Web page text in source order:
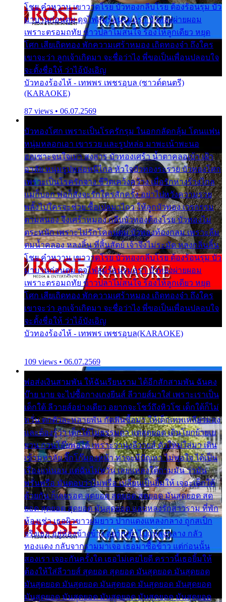
โชย คำหวาน เขาวาดโรย บัวทองกลีบโรย ต้องร้อนรุม บัว
มาบานก่อนตูม ดุจไฟสุมร้อนรุมอุรา บัวทองผ่ายผอม
เพราะตรอมฤทัย ข้าวปลาไม่สนใจ ร้องไห้ลูกเดียว หยุด
โศก เสียเถิดทอง พักความเศร้าหมอง เถิดทองจ๋า ถึงใคร
เขาจะว่า ลูกเจ้าเกิดมา จะชื่อว่าไง พี่ขอเป็นเพื่อนปลอบใจ
จะตั้งชื่อให้ ว่าไอ้บังเอิญ
บัวทองร้องไห้ - เทพพร เพชรอุบล (ซาวด์ดนตรี)
(KARAOKE)
87 views • 06.07.2569
บัวทองโศก เพราะเป็นโรครักรุม ในอกกลัดกลุ้ม โดนแฟน
หนุ่มหลอกเอา เขารวย และรูปหล่อ มาพะเน้าพะนอ
ออเซาะจนใจเบา สงสาร บัวทองเศร้า น้ำตาคลอเบ้า เฝ้า
อาลัย หนุ่มรูปหล่อหนีไกล หัวใจบัวทองระรวย บัวทองโศก
เพราะเป็นโรครักจาง ชีวิตเคว้งคว้าง เมื่อรักห่างร้างไกล
แม่ก็บอก พ่อก็สั่งจะรักใครสักครั้ง อย่าไปหวังความรวย
พลั้งไปใครจะช่วย ซื้อเปลมาไกว ให้ลูกบัวทอง เวรกรรม
ตามสนอง จึงเศร้าหมอง กลีบบัวทองต้องโรย บัวทองไม่
ตระหนัก เพราะไม่รักโคลนตม บัวทองท้องกลม เพราะลืม
ตมน้ำคลอง หลงลิ้น ที่สิ้นสัตย์ เจ้าจึงไม่ระมัด หลงกลิ่นลิ้น
โชย คำหวาน เขาวาดโรย บัวทองกลีบโรย ต้องร้อนรุม บัว
มาบานก่อนตูม ดุจไฟสุมร้อนรุมอุรา บัวทองผ่ายผอม
เพราะตรอมฤทัย ข้าวปลาไม่สนใจ ร้องไห้ลูกเดียว หยุด
โศก เสียเถิดทอง พักความเศร้าหมอง เถิดทองจ๋า ถึงใคร
เขาจะว่า ลูกเจ้าเกิดมา จะชื่อว่าไง พี่ขอเป็นเพื่อนปลอบใจ
จะตั้งชื่อให้ ว่าไอ้บังเอิญ
บัวทองร้องไห้ - เทพพร เพชรอุบล(KARAOKE)
109 views • 06.07.2569
พ่อส่งเงินสามพัน ให้ฉันเรียนราม ได้อีกสักสามพัน ฉันคง
บ๊าย บาย จะไปซื้อกางเกงยีนส์ ลีวายส์มาใส่ เพราะเราเป็น
เด็กใต้ ลีวายส์อย่างเดียว อยากจะโชว์ถึงหิวโซ เด็กใต้ก็ไม่
หวั่น ตกตัวละหลายพัน กัดฟันซื้อมา ให้เด็กเทพเหลียวมอง
และต้องรู้ว่า เด็กใต้ไม่ธรรมดา แต่สุดยอด เดินโยกย้ายเย
ยวน กวนโอ๊ยพอได้ เพราะว่านุ่งลีวายส์ ตัวใหม่ใส่มา เดิน
เข้ามหาลัย จิ๊กโก๊มองหน้า ท่าจะมีปัญหา ไม่พอใจ ได้เป็น
เรื่องแน่นอน แต่ฉันไม่หวั่น เลยแหลงใต้ถามมัน ว่ามัน
พรั่นพรือ มันตอบว่าไม่พรื่อ เปลี่ยนเป็นยิ้มให้ เจอะเด็กใต้
ด้วยกัน ก็เลยรอด สุดยอด สุดยอด สุดยอด มันสุดยอด สุด
ยอด สุดยอด สุดยอด มันสุดยอด แอบหลงรักสาวราม ที่พัก
ห้องเช่า เธอผิวขาวผมยาว ปากแดงแหลงกลาง ถูกสเป็ก
จริงเธอ อยู่ห้องข้างข้าง อยากเข้าไปแหลงกลาง กลัว
ทองแดง กลับจากรามมาเจอ เธอมาซื้อข้าว แต่ก่อนนั้น
สองเรา เจอะกันครั้งใด เธอไม่เคยไยดี คราวนี้เธอยิ้มให้
ต้องให้ใส่ลีวายส์ สุดยอด สุดยอด มันสุดยอด มันสุดยอด
มันสุดยอด มันสุดยอด มันสุดยอด มันสุดยอด มันสุดยอด
มันสุดยอด มันสุดยอด มันสุดยอด มันสุดยอด มันสุดยอด